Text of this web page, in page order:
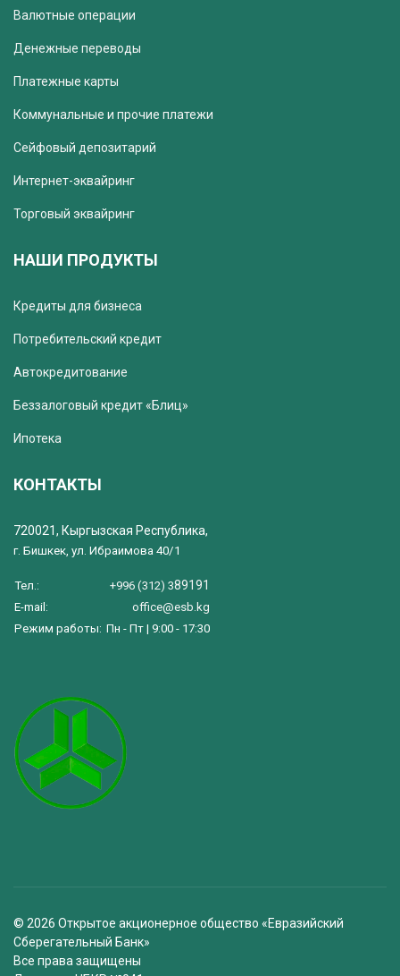
Валютные операции
Денежные переводы
Платежные карты
Коммунальные и прочие платежи
Сейфовый депозитарий
Интернет-эквайринг
Торговый эквайринг
НАШИ ПРОДУКТЫ
Кредиты для бизнеса
Потребительский кредит
Автокредитование
Беззалоговый кредит «Блиц»
Ипотека
КОНТАКТЫ
720021, Кыргызская Республика,
г. Бишкек, ул. Ибраимова 40/1
Тел.: +996 (312) 389191
E-mail:
office@esb.kg
Режим работы: Пн - Пт | 9:00 - 17:30
© 2026 Открытое акционерное общество «Евразийский
Сберегательный Банк»
Все права защищены